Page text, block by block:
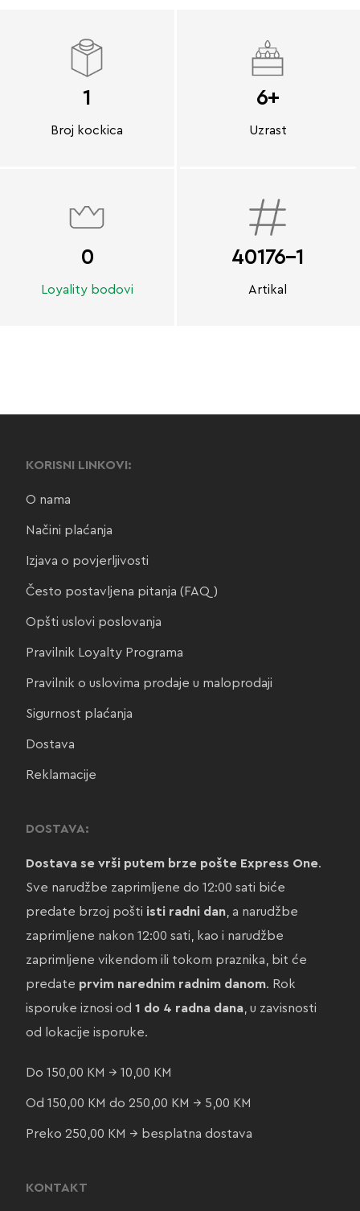
1
Broj kockica
6+
Uzrast
0
Loyality bodovi
40176-1
Artikal
KORISNI LINKOVI:
O nama
Načini plaćanja
Izjava o povjerljivosti
Često postavljena pitanja (FAQ)
Opšti uslovi poslovanja
Pravilnik Loyalty Programa
Pravilnik o uslovima prodaje u maloprodaji
Sigurnost plaćanja
Dostava
Reklamacije
DOSTAVA:
Dostava se vrši putem brze pošte Express One.
Sve narudžbe zaprimljene do 12:00 sati biće
predate brzoj pošti isti radni dan, a narudžbe
zaprimljene nakon 12:00 sati, kao i narudžbe
zaprimljene vikendom ili tokom praznika, bit će
predate prvim narednim radnim danom. Rok
isporuke iznosi od 1 do 4 radna dana, u zavisnosti
od lokacije isporuke.
Do 150,00 KM → 10,00 KM
Od 150,00 KM do 250,00 KM → 5,00 KM
Preko 250,00 KM → besplatna dostava
KONTAKT